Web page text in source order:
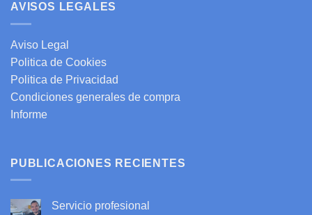
AVISOS LEGALES
Aviso Legal
Politica de Cookies
Politica de Privacidad
Condiciones generales de compra
Informe
PUBLICACIONES RECIENTES
Servicio profesional